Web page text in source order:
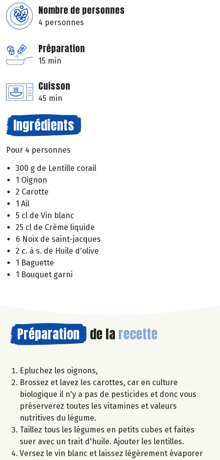
Nombre de personnes
4 personnes
Préparation
15 min
Cuisson
45 min
Ingrédients
Pour 4 personnes
300 g de Lentille corail
1 Oignon
2 Carotte
1 Ail
5 cl de Vin blanc
25 cl de Crème liquide
6 Noix de saint-jacques
2 c. à s. de Huile d'olive
1 Baguette
1 Bouquet garni
Préparation de la recette
Epluchez les oignons,
Brossez et lavez les carottes, car en culture
biologique il n'y a pas de pesticides et donc vous
préserverez toutes les vitamines et valeurs
nutritives du légume.
Taillez tous les légumes en petits cubes et faites
suer avec un trait d'huile. Ajouter les lentilles.
Versez le vin blanc et laissez légèrement évaporer